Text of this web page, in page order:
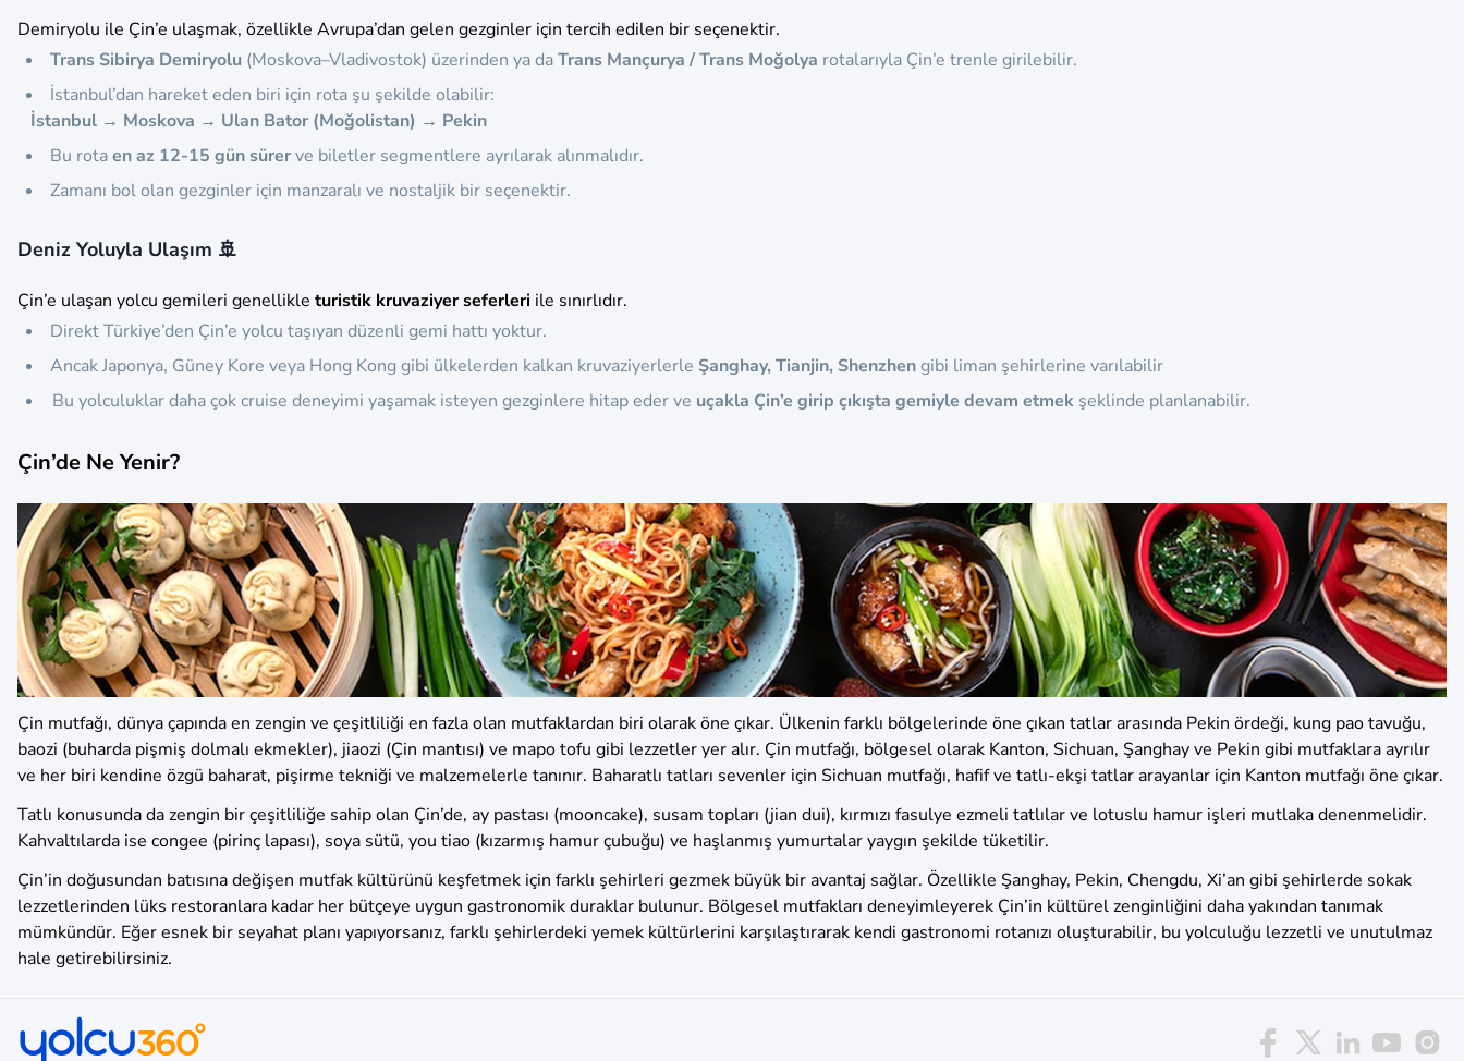
Demiryolu ile Çin’e ulaşmak, özellikle Avrupa’dan gelen gezginler için tercih edilen bir seçenektir.
Trans Sibirya Demiryolu (Moskova–Vladivostok) üzerinden ya daTrans Mançurya / Trans Moğolya rotalarıyla Çin’e trenle girilebilir.
İstanbul’dan hareket eden biri için rota şu şekilde olabilir:
İstanbul → Moskova → Ulan Bator (Moğolistan) → Pekin
Bu rotaen az 12-15 gün sürerve biletler segmentlere ayrılarak alınmalıdır.
Zamanı bol olan gezginler için manzaralı ve nostaljik bir seçenektir.
Deniz Yoluyla Ulaşım 🚢
Çin’e ulaşan yolcu gemileri genellikle turistik kruvaziyer seferleri ile sınırlıdır.
Direkt Türkiye’den Çin’e yolcu taşıyan düzenli gemi hattı yoktur.
Ancak Japonya, Güney Kore veya Hong Kong gibi ülkelerden kalkan kruvaziyerlerle Şanghay, Tianjin, Shenzhengibi liman şehirlerine varılabilir
Bu yolculuklar daha çok cruise deneyimi yaşamak isteyen gezginlere hitap eder ve uçakla Çin’e girip çıkışta gemiyle devam etmek şeklinde planlanabilir.
Çin’de Ne Yenir?
Çin mutfağı, dünya çapında en zengin ve çeşitliliği en fazla olan mutfaklardan biri olarak öne çıkar. Ülkenin farklı bölgelerinde öne çıkan tatlar arasında Pekin ördeği, kung pao tavuğu,
baozi (buharda pişmiş dolmalı ekmekler), jiaozi (Çin mantısı) ve mapo tofu gibi lezzetler yer alır. Çin mutfağı, bölgesel olarak Kanton, Sichuan, Şanghay ve Pekin gibi mutfaklara ayrılır
ve her biri kendine özgü baharat, pişirme tekniği ve malzemelerle tanınır. Baharatlı tatları sevenler için Sichuan mutfağı, hafif ve tatlı-ekşi tatlar arayanlar için Kanton mutfağı öne çıkar.
Tatlı konusunda da zengin bir çeşitliliğe sahip olan Çin’de, ay pastası (mooncake), susam topları (jian dui), kırmızı fasulye ezmeli tatlılar ve lotuslu hamur işleri mutlaka denenmelidir.
Kahvaltılarda ise congee (pirinç lapası), soya sütü, you tiao (kızarmış hamur çubuğu) ve haşlanmış yumurtalar yaygın şekilde tüketilir.
Çin’in doğusundan batısına değişen mutfak kültürünü keşfetmek için farklı şehirleri gezmek büyük bir avantaj sağlar. Özellikle Şanghay, Pekin, Chengdu, Xi’an gibi şehirlerde sokak
lezzetlerinden lüks restoranlara kadar her bütçeye uygun gastronomik duraklar bulunur. Bölgesel mutfakları deneyimleyerek Çin’in kültürel zenginliğini daha yakından tanımak
mümkündür. Eğer esnek bir seyahat planı yapıyorsanız, farklı şehirlerdeki yemek kültürlerini karşılaştırarak kendi gastronomi rotanızı oluşturabilir, bu yolculuğu lezzetli ve unutulmaz
hale getirebilirsiniz.